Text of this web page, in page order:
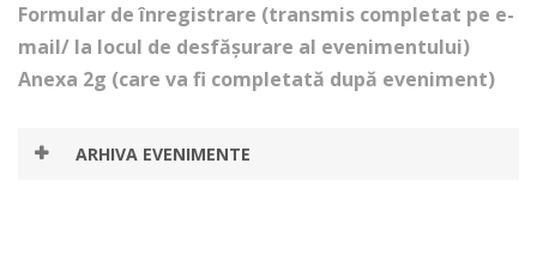
Formular de înregistrare (transmis completat pe e-
mail/ la locul de desfășurare al evenimentului)
Anexa 2g (care va fi completată după eveniment)
ARHIVA EVENIMENTE